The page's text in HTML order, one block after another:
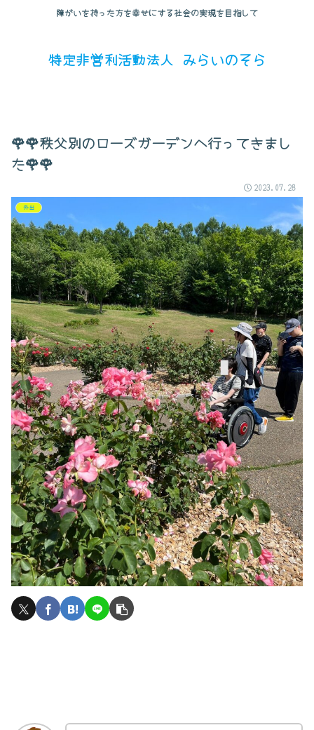
障がいを持った方を幸せにする社会の実現を目指して
特定非営利活動法人 みらいのそら
🌹🌹秩父別のローズガーデンへ行ってきまし
た🌹🌹
2023.07.28
外出